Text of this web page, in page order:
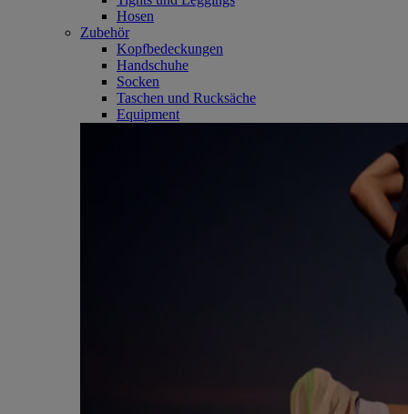
Hosen
Zubehör
Kopfbedeckungen
Handschuhe
Socken
Taschen und Rucksäche
Equipment